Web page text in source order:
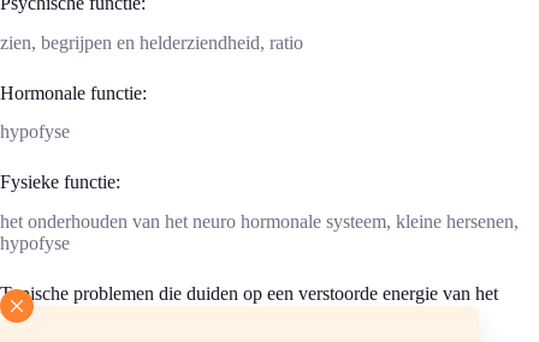
zien, begrijpen en helderziendheid, ratio
Hormonale functie:
hypofyse
Fysieke functie:
het onderhouden van het neuro hormonale systeem, kleine hersenen,
hypofyse
Typische problemen die duiden op een verstoorde energie van het
voorhoofdchakra zijn: